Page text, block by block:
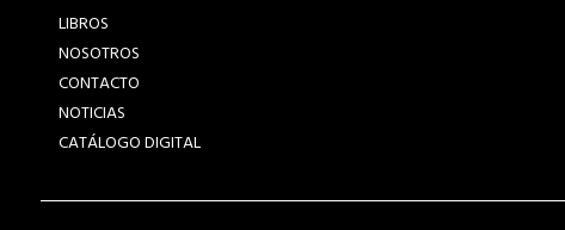
LIBROS
NOSOTROS
CONTACTO
NOTICIAS
CATÁLOGO DIGITAL